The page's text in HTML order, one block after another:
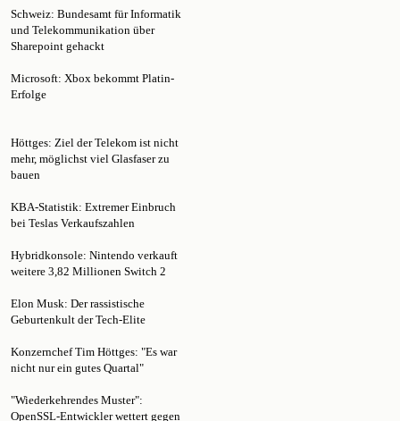
und Telekommunikation über
Sharepoint gehackt
Microsoft: Xbox bekommt Platin-
Erfolge
mehr, möglichst viel Glasfaser zu
bauen
bei Teslas Verkaufszahlen
weitere 3,82 Millionen Switch 2
Elon Musk: Der rassistische
Geburtenkult der Tech-Elite
nicht nur ein gutes Quartal"
"Wiederkehrendes Muster":
OpenSSL-Entwickler wettert gegen
KI-Hacks